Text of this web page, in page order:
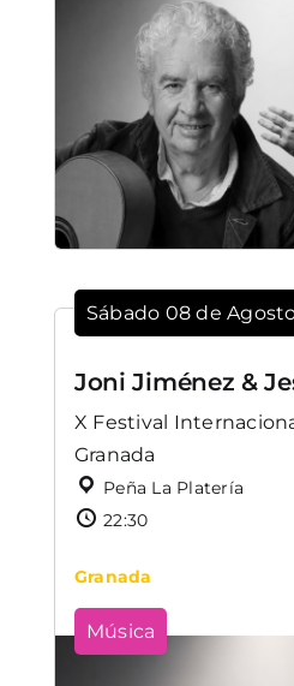
Sábado 08 de
Joni Jiménez &
X Festival
Granada
Peña La Platería
22:30
Granada
Música